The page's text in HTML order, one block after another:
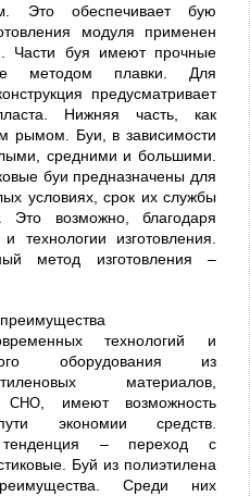
. Это обеспечивает бую
модуля применен
Части буя имеют прочные
методом плавки. Для
предусматривает
Нижняя часть, как
рымом. Буи, в зависимости
средними и большими.
буи предназначены для
условиях, срок их службы
Это возможно, благодаря
изготовления.
метод изготовления –
технологий и
оборудования из
материалов,
СНО , имеют возможность
экономии средств.
тенденция – переход с
Буй из полиэтилена
Среди них